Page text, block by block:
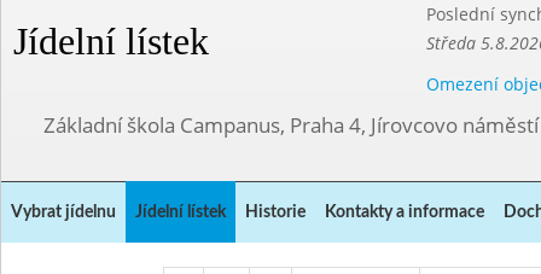
Jídelní lístek
Poslední
Středa
Omezení
Základní škola Campanus, Praha 4, Jírovcovo
Vybrat jídelnu Jídelní lístek Historie Kontakty a informace